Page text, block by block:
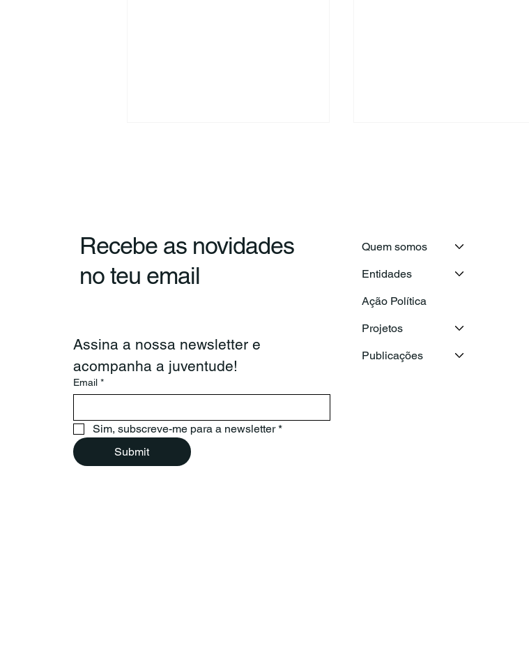
Portuguesa de
visita o Conselho Nacional
reforçar a cooperação
entre as juventudes ibero-
americanas
Recebe as novidades
no teu email
Assina a nossa newsletter e
acompanha a juventude!
Email *
Sim, subscreve-me para a newsletter *
Submit
Quem somos
Entidades
Ação Política
Projetos
Publicações